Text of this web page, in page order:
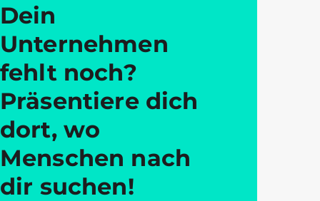
Dein
Unternehmen
fehlt noch?
Präsentiere dich
dort, wo
Menschen nach
dir suchen!